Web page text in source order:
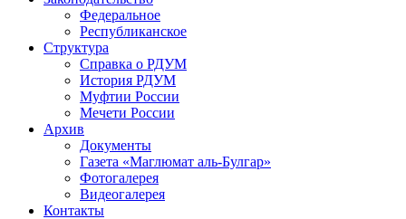
Федеральное
Республиканское
Структура
Справка о РДУМ
История РДУМ
Муфтии России
Мечети России
Архив
Документы
Газета «Маглюмат аль-Булгар»
Фотогалерея
Видеогалерея
Контакты